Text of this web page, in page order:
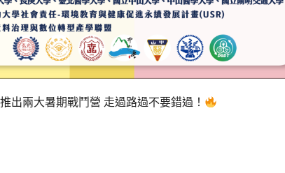
出兩大暑期戰鬥營 走過路過不要錯過！